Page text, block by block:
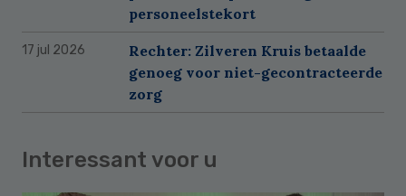
personeelstekort
17 jul 2026
Rechter: Zilveren Kruis betaalde
genoeg voor niet-gecontracteerde
zorg
Interessant voor u